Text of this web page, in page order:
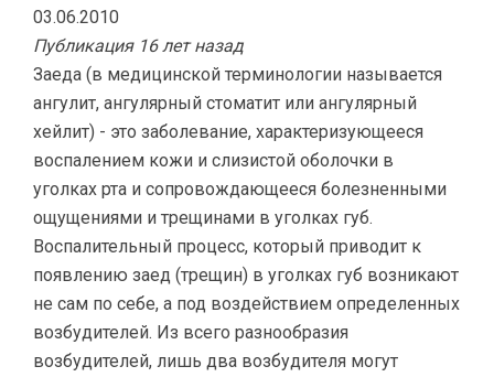
03.06.2010
Публикация 16 лет назад
Заеда (в медицинской терминологии называется
ангулит, ангулярный стоматит или ангулярный
хейлит) - это заболевание, характеризующееся
воспалением кожи и слизистой оболочки в
уголках рта и сопровождающееся болезненными
ощущениями и трещинами в уголках губ.
Воспалительный процесс, который приводит к
появлению заед (трещин) в уголках губ возникают
не сам по себе, а под воздействием определенных
возбудителей. Из всего разнообразия
возбудителей, лишь два возбудителя могут